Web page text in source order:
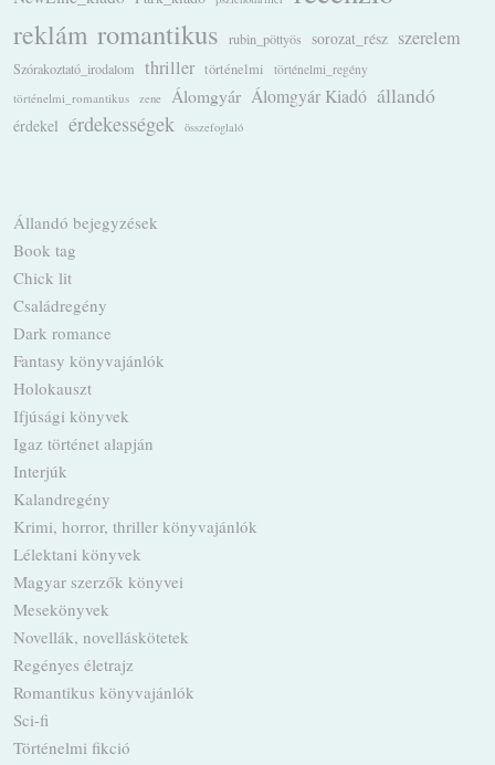
reklám romantikus rubin_pöttyös sorozat_rész szerelem
Szórakoztató_irodalom thriller történelmi
történelmi_regény
történelmi_romantikus
zene Álomgyár Álomgyár Kiadó állandó
érdekel érdekességek összefoglaló
Állandó bejegyzések
Book tag
Chick lit
Családregény
Dark romance
Fantasy könyvajánlók
Holokauszt
Ifjúsági könyvek
Igaz történet alapján
Interjúk
Kalandregény
Krimi, horror, thriller könyvajánlók
Lélektani könyvek
Magyar szerzők könyvei
Mesekönyvek
Novellák, novelláskötetek
Regényes életrajz
Romantikus könyvajánlók
Sci-fi
Történelmi fikció